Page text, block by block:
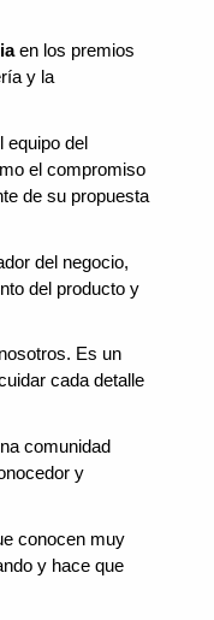
en los premios
y la
equipo del
el compromiso
de su propuesta
del negocio,
del producto y
Es un
cada detalle
comunidad
y
conocen muy
y hace que